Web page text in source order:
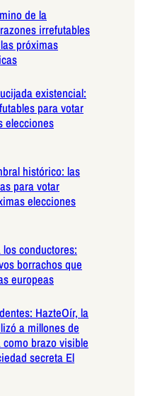
de la
irrefutables
próximas
existencial:
para votar
elecciones
histórico: las
para votar
elecciones
conductores:
borrachos que
europeas
HazteOír, la
a millones de
brazo visible
secreta El